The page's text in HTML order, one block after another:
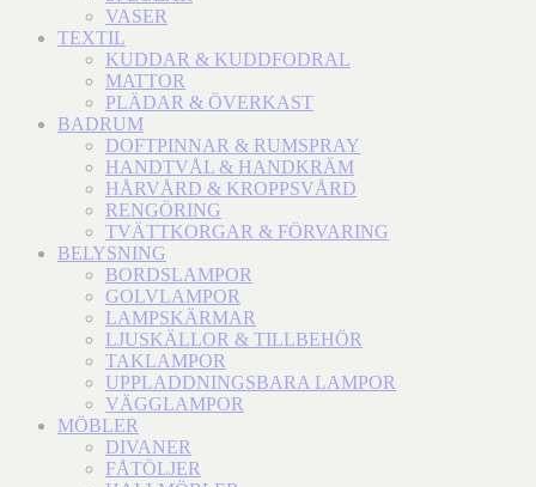
VASER
TEXTIL
KUDDAR & KUDDFODRAL
MATTOR
PLÄDAR & ÖVERKAST
BADRUM
DOFTPINNAR & RUMSPRAY
HANDTVÅL & HANDKRÄM
HÅRVÅRD & KROPPSVÅRD
RENGÖRING
TVÄTTKORGAR & FÖRVARING
BELYSNING
BORDSLAMPOR
GOLVLAMPOR
LAMPSKÄRMAR
LJUSKÄLLOR & TILLBEHÖR
TAKLAMPOR
UPPLADDNINGSBARA LAMPOR
VÄGGLAMPOR
MÖBLER
DIVANER
FÅTÖLJER